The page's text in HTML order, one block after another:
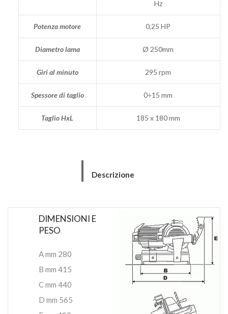
Hz
Potenza motore 0,25 HP
Diametro lama Ø 250mm
Giri al minuto 295 rpm
Spessore di taglio 0÷15 mm
Taglio HxL 185 x 180 mm
Descrizione
DIMENSIONI E
PESO
A mm 280
B mm 415
C mm 440
D mm 565